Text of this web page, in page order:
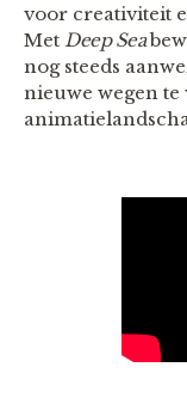
voor creativiteit
Met Deep Sea
nog steeds
nieuwe wegen